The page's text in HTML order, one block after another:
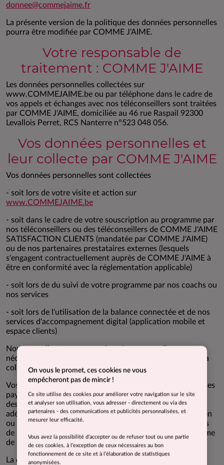
donnee@commejaime.fr
La présente version de la politique des données personnelles
pourra être modifiée par COMME J'AIME.
Votre responsable de
traitement : COMME J'AIME
Les données personnelles collectées sur
www.COMMEJAIME.be ou par téléphone dans le cadre de
vos appels et échanges avec nos téléconseillers sont traitées
par COMME J'AIME, domiciliée au 46 rue Raspail 92300
Levallois Perret, RCS Nanterre n°523 048 056.
Vos données personnelles et
leur collecte par COMME J'AIME
Vos données personnelles sont collectées
- soit lors de votre visite et action sur
www.COMMEJAIME.be
- soit dans le cadre de votre souscription au programme par
nos téléconseillers ou des téléconseillers de COMME J'AIME
SATISFACTION CLIENTS (mandatée par COMME J'AIME)
ou de nos partenaires prestataires externes (lesquels
s'engagent contractuellement auprès de COMME J'AIME à
être en conformité avec la réglementation applicable)
- soit lors de du suivi de votre programme par nos coachs ou
nos services
- soit lors de l'utilisation de la balance connectée et de nos
services d'accompagnement digital (application mobile et
espace clients)
Nous ne collectons aucune donnée personnelle non-
nécessaire à la finalité de traitement mentionnée lors de la
collecte.
Vos données personnelles peuvent être transférées vers des
pays hors de l'UE ; un tel transfert n'interviendra qu'à
destination de pays/d'entreprises faisant l'objet d'une
adéquation validée par l'UE ou d’une décision d'adéquation
ou vers une entité ayant accepté et signé les clauses types
de la Commission européenne assurant un niveau conforme
de protection des données personnelles.
La collecte de certaines données peut être obligatoire ou
On vous le promet, ces cookies ne vous
empêcheront pas de mincir !
Ce site utilise des cookies pour améliorer votre navigation sur le site
et analyser son utilisation, vous adresser - directement ou via des
partenaires - des communications et publicités personnalisées, et
mesurer leur efficacité.
Vous avez la possibilité d’accepter ou de refuser tout ou une partie
de ces cookies, à l’exception de ceux nécessaires au bon
fonctionnement de ce site et à l’élaboration de statistiques
anonymisées.